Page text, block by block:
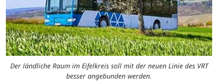
Der ländliche Raum im Eifelkreis soll mit der neuen Linie des VRT
besser angebunden werden.